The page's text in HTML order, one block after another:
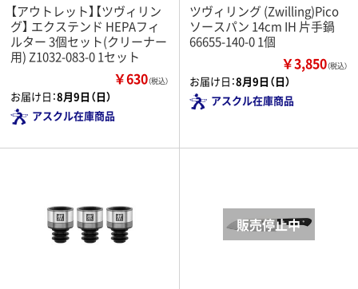
【アウトレット】【ツヴィリン
グ】 エクステンド HEPAフィ
ルター 3個セット(クリーナー
用) Z1032-083-0 1セット
￥630（税込）
お届け日：8月9日（日）
アスクル在庫商品
ツヴィリング (Zwilling)Pico
ソースパン 14cm IH 片手鍋
66655-140-0 1個
￥3,850（税込）
お届け日：8月9日（日）
アスクル在庫商品